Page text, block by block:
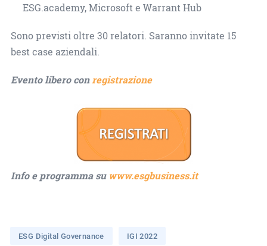
ESG.academy, Microsoft e Warrant Hub
Sono previsti oltre 30 relatori. Saranno invitate 15
best case aziendali.
Evento libero conregistrazione
Info e programma su www.esgbusiness.it
ESG Digital Governance IGI 2022